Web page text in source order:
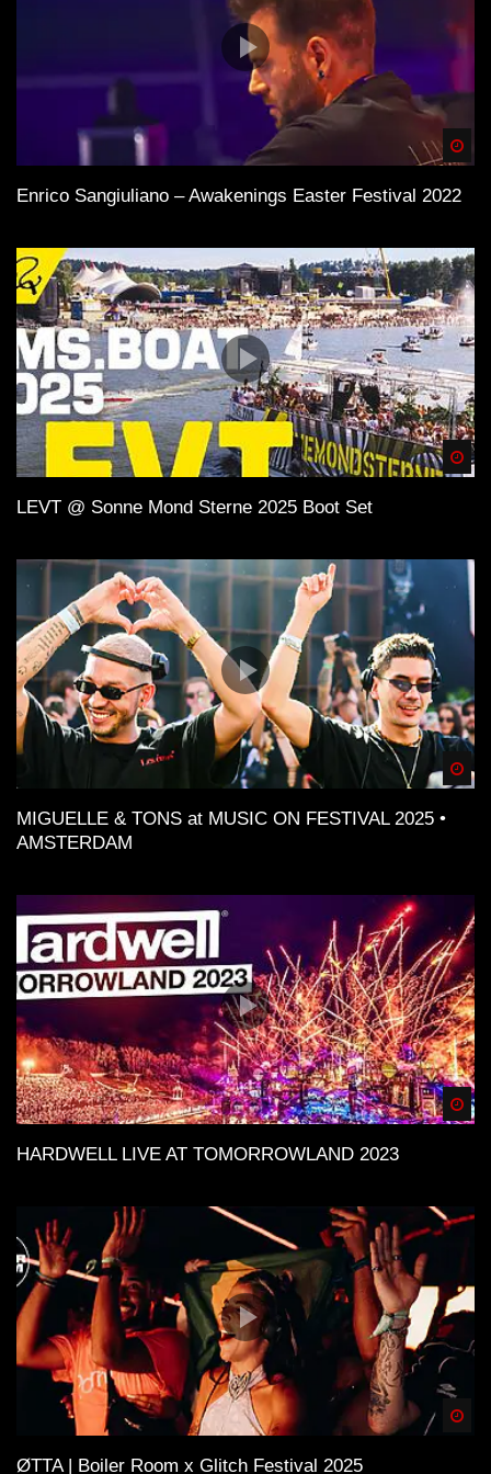
Enrico Sangiuliano – Awakenings Easter Festival 2022
LEVT @ Sonne Mond Sterne 2025 Boot Set
MIGUELLE & TONS at MUSIC ON FESTIVAL 2025 •
AMSTERDAM
HARDWELL LIVE AT TOMORROWLAND 2023
ØTTA | Boiler Room x Glitch Festival 2025